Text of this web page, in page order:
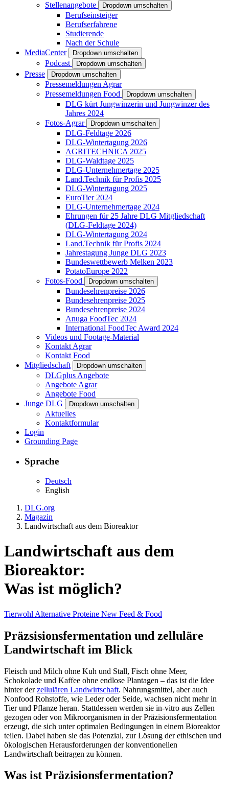
Stellenangebote Dropdown umschalten
Berufseinsteiger
Berufserfahrene
Studierende
Nach der Schule
MediaCenter
Dropdown umschalten
Podcast Dropdown umschalten
Presse Dropdown umschalten
Pressemeldungen Agrar
Pressemeldungen Food
Dropdown umschalten
DLG kürt Jungwinzerin und Jungwinzer des
Jahres 2024
Fotos-Agrar
Dropdown umschalten
DLG-Feldtage 2026
DLG-Wintertagung 2026
AGRITECHNICA 2025
DLG-Waldtage 2025
DLG-Unternehmertage 2025
Land.Technik für Profis 2025
DLG-Wintertagung 2025
EuroTier 2024
DLG-Unternehmertage 2024
Ehrungen für 25 Jahre DLG Mitgliedschaft
(DLG-Feldtage 2024)
DLG-Wintertagung 2024
Land.Technik für Profis 2024
Jahrestagung Junge DLG 2023
Bundeswettbewerb Melken 2023
PotatoEurope 2022
Fotos-Food
Dropdown umschalten
Bundesehrenpreise 2026
Bundesehrenpreise 2025
Bundesehrenpreise 2024
Anuga FoodTec 2024
International FoodTec Award 2024
Videos und Footage-Material
Kontakt Agrar
Kontakt Food
Mitgliedschaft
Dropdown umschalten
DLGplus Angebote
Angebote Agrar
Angebote Food
Junge DLG
Dropdown umschalten
Aktuelles
Kontaktformular
Login
Grounding Page
Sprache
Deutsch
English
DLG.org
Magazin
Landwirtschaft aus dem Bioreaktor
Landwirtschaft aus dem
Bioreaktor:
Was ist möglich?
Tierwohl Alternative Proteine New Feed & Food
Präzsisionsfermentation und zelluläre
Landwirtschaft im Blick
Fleisch und Milch ohne Kuh und Stall, Fisch ohne Meer,
Schokolade und Kaffee ohne endlose Plantagen – das ist die Idee
hinter derzellulären Landwirtschaft. Nahrungsmittel, aber auch
Nonfood Rohstoffe, wie Leder oder Seide, wachsen nicht mehr in
Tier und Pflanze heran. Stattdessen werden sie in-vitro aus Zellen
gezogen oder von Mikroorganismen in der Präzisionsfermentation
erzeugt, die sich unter optimalen Bedingungen in einem Bioreaktor
teilen. Dabei haben sie das Potenzial, zur Lösung der ethischen und
ökologischen Herausforderungen der konventionellen
Landwirtschaft beitragen zu können.
Was ist Präzisionsfermentation?